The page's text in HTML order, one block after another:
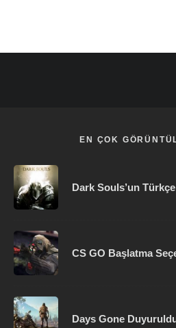
EN ÇOK
Dark Souls’un Türkçe
CS GO Başlatma
Days Gone